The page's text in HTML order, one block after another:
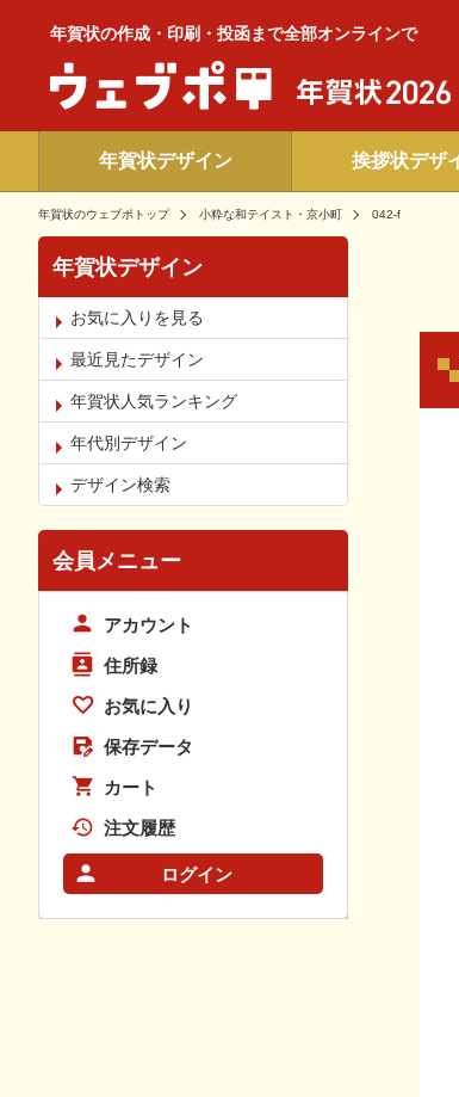
年賀状の作成・印刷・投函まで全部オンラインで
年賀状デザイン 挨拶状デザ
年賀状のウェブポトップ 小粋な和テイスト・京小町 042-f
年賀状デザイン
お気に入りを見る
最近見たデザイン
年賀状人気ランキング
年代別デザイン
デザイン検索
会員メニュー
アカウント
住所録
お気に入り
保存データ
カート
注文履歴
ログイン